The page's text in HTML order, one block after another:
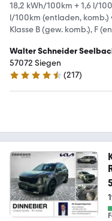
18,2 kWh/100km + 1,6 l/
l/100km (entladen, komb.)
Klasse B (gew. komb.), F
Walter Schneider
57072 Siegen
4.5 Sterne
(217)